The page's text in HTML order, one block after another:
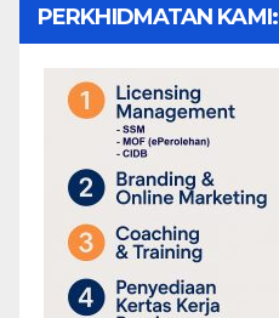
PERKHIDMATAN KAMI: